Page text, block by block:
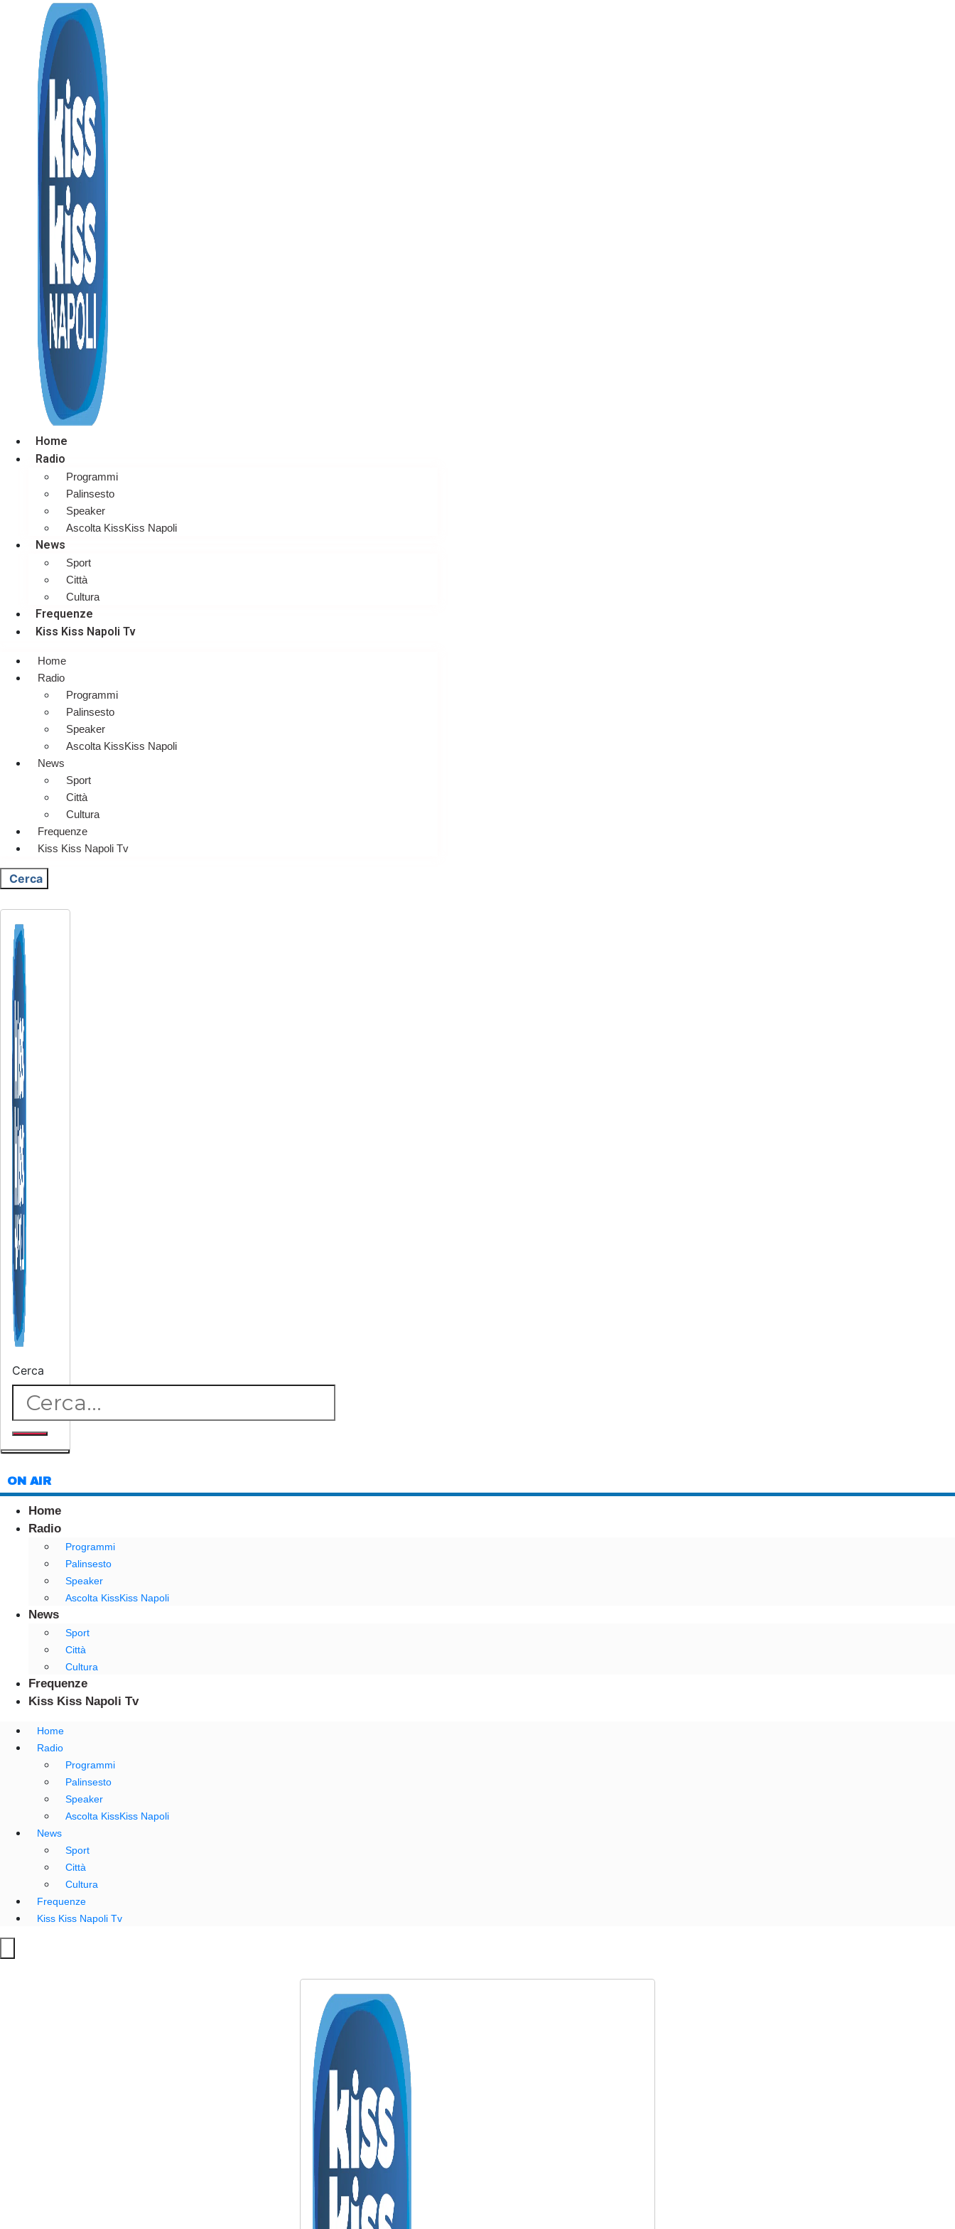
Home
Radio
Programmi
Palinsesto
Speaker
Ascolta KissKiss Napoli
News
Sport
Città
Cultura
Frequenze
Kiss Kiss Napoli Tv
Home
Radio
Programmi
Palinsesto
Speaker
Ascolta KissKiss Napoli
News
Sport
Città
Cultura
Frequenze
Kiss Kiss Napoli Tv
Cerca
Cerca
ON AIR
Home
Radio
Programmi
Palinsesto
Speaker
Ascolta KissKiss Napoli
News
Sport
Città
Cultura
Frequenze
Kiss Kiss Napoli Tv
Home
Radio
Programmi
Palinsesto
Speaker
Ascolta KissKiss Napoli
News
Sport
Città
Cultura
Frequenze
Kiss Kiss Napoli Tv